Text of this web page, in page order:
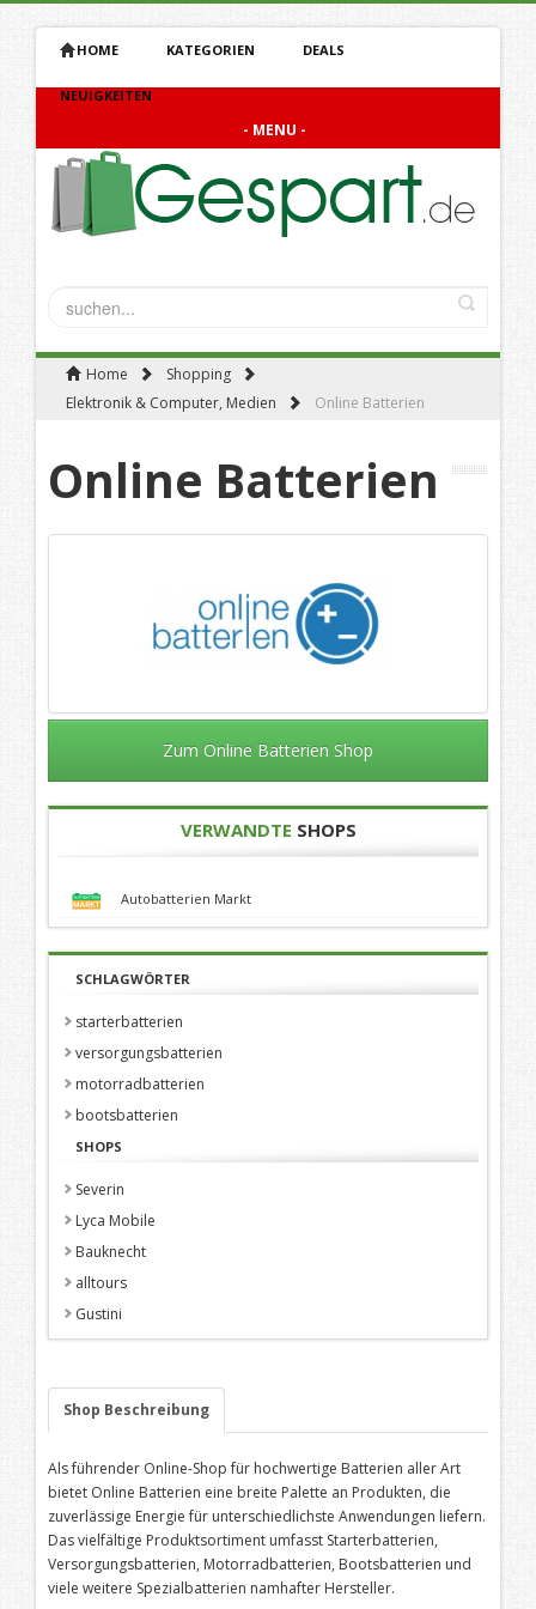
HOME KATEGORIEN DEALS
NEUIGKEITEN
- MENU -
Home
Shopping
Elektronik & Computer, Medien
Online Batterien
Online Batterien
Zum Online Batterien Shop
VERWANDTE SHOPS
Autobatterien Markt
SCHLAGWÖRTER
starterbatterien
versorgungsbatterien
motorradbatterien
bootsbatterien
SHOPS
Severin
Lyca Mobile
Bauknecht
alltours
Gustini
Shop Beschreibung
Als führender Online-Shop für hochwertige Batterien aller Art
bietet Online Batterien eine breite Palette an Produkten, die
zuverlässige Energie für unterschiedlichste Anwendungen liefern.
Das vielfältige Produktsortiment umfasst Starterbatterien,
Versorgungsbatterien, Motorradbatterien, Bootsbatterien und
viele weitere Spezialbatterien namhafter Hersteller.